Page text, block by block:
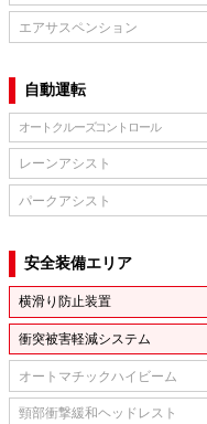
エアサスペンション
自動運転
オートクルーズコントロール
レーンアシスト
パークアシスト
安全装備エリア
横滑り防止装置
衝突被害軽減システム
オートマチックハイビーム
頸部衝撃緩和ヘッドレスト